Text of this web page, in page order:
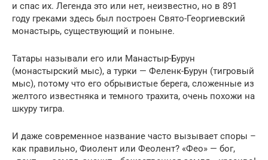
и спас их. Легенда это или нет, неизвестно, но в 891
году греками здесь был построен Свято-Георгиевский
монастырь, существующий и поныне.
Татары называли его или Манастыр-Бурун
(монастырский мыс), а турки — Феленк-Бурун (тигровый
мыс), потому что его обрывистые берега, сложенные из
желтого известняка и темного трахита, очень похожи на
шкуру тигра.
И даже современное название часто вызывает споры –
как правильно, Фиолент или Феолент? «Фео» — бог,